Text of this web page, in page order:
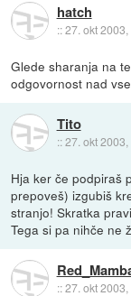
hatch
::27. okt 2003,
Glede sharanja na
odgovornost nad
Tito
::27. okt
Hja ker če podpiraš
prepoveš) izgubiš
stranjo! Skratka
Tega si pa nihče ne
::27. okt